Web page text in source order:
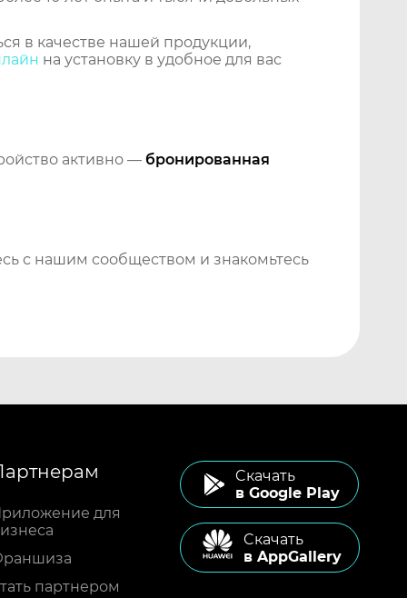
в качестве нашей продукции,
на установку в удобное для вас
активно — бронированная
с нашим сообществом и знакомьтесь
для
партнером
Cкачать
в Google Play
Cкачать
в AppGallery